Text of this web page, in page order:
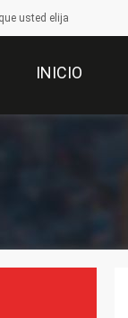
usted elija
INICIO